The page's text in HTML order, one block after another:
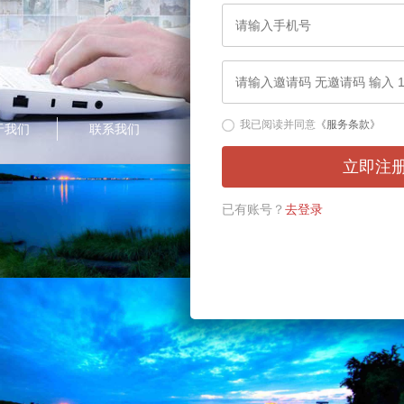
我们 联系我们 我已阅读并同意 《服务条款》
立即注
已有账号？ 去登录